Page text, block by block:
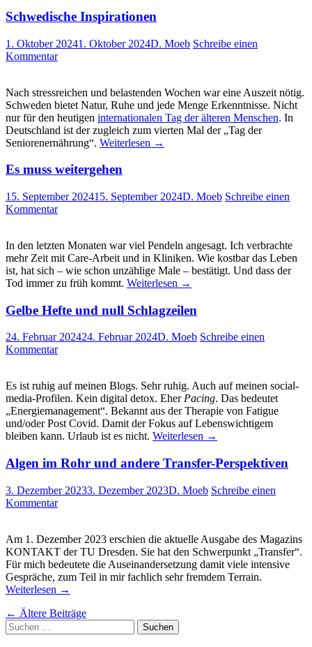
Schwedische Inspirationen
1. Oktober 20241. Oktober 2024D. Moeb Schreibe einen
Kommentar
Nach stressreichen und belastenden Wochen war eine Auszeit nötig.
Schweden bietet Natur, Ruhe und jede Menge Erkenntnisse. Nicht
nur für den heutigen internationalen Tag der älteren Menschen. In
Deutschland ist der zugleich zum vierten Mal der „Tag der
Seniorenernährung“. Weiterlesen →
Es muss weitergehen
15. September 202415. September 2024D. Moeb Schreibe einen
Kommentar
In den letzten Monaten war viel Pendeln angesagt. Ich verbrachte
mehr Zeit mit Care-Arbeit und in Kliniken. Wie kostbar das Leben
ist, hat sich – wie schon unzählige Male – bestätigt. Und dass der
Tod immer zu früh kommt. Weiterlesen →
Gelbe Hefte und null Schlagzeilen
24. Februar 202424. Februar 2024D. Moeb Schreibe einen
Kommentar
Es ist ruhig auf meinen Blogs. Sehr ruhig. Auch auf meinen social-
media-Profilen. Kein digital detox. EherPacing. Das bedeutet
„Energiemanagement“. Bekannt aus der Therapie von Fatigue
und/oder Post Covid. Damit der Fokus auf Lebenswichtigem
bleiben kann. Urlaub ist es nicht. Weiterlesen →
Algen im Rohr und andere Transfer-Perspektiven
3. Dezember 20233. Dezember 2023D. Moeb Schreibe einen
Kommentar
Am 1. Dezember 2023 erschien die aktuelle Ausgabe des Magazins
KONTAKT der TU Dresden. Sie hat den Schwerpunkt „Transfer“.
Für mich bedeutete die Auseinandersetzung damit viele intensive
Gespräche, zum Teil in mir fachlich sehr fremdem Terrain.
Weiterlesen →
Beitragsnavigation
← Ältere Beiträge
Suchen
nach: